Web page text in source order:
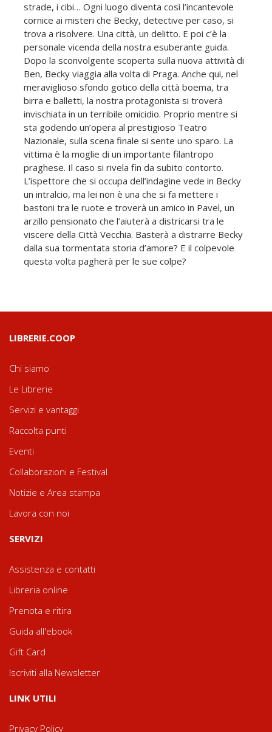
strade, i cibi… Ogni luogo diventa così l’incantevole
cornice ai misteri che Becky, detective per caso, si
trova a risolvere. Una città, un delitto. E poi c’è la
personale vicenda della nostra esuberante guida.
Dopo la sconvolgente scoperta sulla nuova attività di
Ben, Becky viaggia alla volta di Praga. Anche qui, nel
meraviglioso sfondo gotico della città boema, tra
birra e balletti, la nostra protagonista si troverà
invischiata in un terribile omicidio. Proprio mentre si
sta godendo un’opera al prestigioso Teatro
Nazionale, sulla scena finale si sente uno sparo. La
vittima è la moglie di un importante filantropo
praghese. Il caso si rivela fin da subito contorto.
L’ispettore che si occupa dell’indagine vede in Becky
un intralcio, ma lei non è una che si fa mettere i
bastoni tra le ruote e troverà un amico in Pavel, un
arzillo pensionato che l’aiuterà a districarsi tra le
viscere della Città Vecchia. Basterà a distrarre Becky
dalla sua tormentata storia d’amore? E il colpevole
questa volta pagherà per le sue colpe?
LIBRERIE.COOP
Chi siamo
Le Librerie
Servizi e vantaggi
Raccolta punti
Eventi
Collaborazioni e Festival
Notizie e Area stampa
Lavora con noi
SERVIZI
Assistenza e contatti
Libreria online
Prenota e ritira
Guida all'ebook
Gift Card
Iscriviti alla Newsletter
LINK UTILI
Privacy Policy